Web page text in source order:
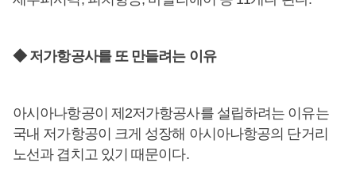
◆ 저가항공사를 또 만들려는 이유
아시아나항공이 제2저가항공사를 설립하려는 이유는
국내 저가항공이 크게 성장해 아시아나항공의 단거리
노선과 겹치고 있기 때문이다.